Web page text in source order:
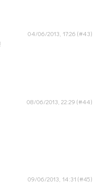
04/06/2013, 17:26
08/06/2013, 22:29
09/06/2013, 14:31